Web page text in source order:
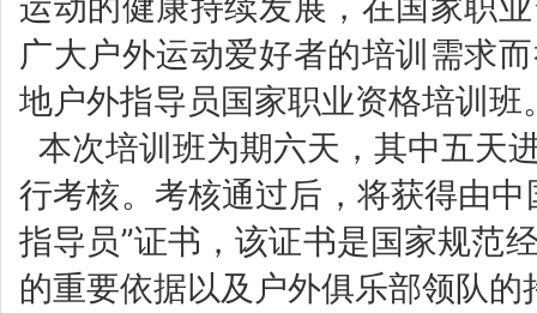
广大户外运动爱好者的培训需求
地户外指导员国家职业资格培训班
本次培训班为期六天，其中五天
行考核。 考核通过后，将获得由
指导员”证书，该证书是国家规范
的重要依据以及户外俱乐部领队的